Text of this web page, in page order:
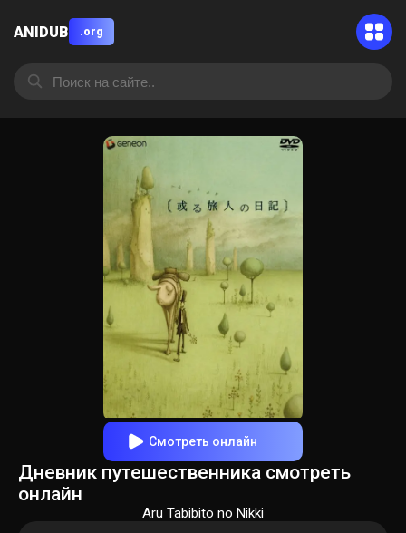
ANIDUB .org
Смотреть онлайн
Дневник путешественника смотреть
онлайн
Aru Tabibito no Nikki